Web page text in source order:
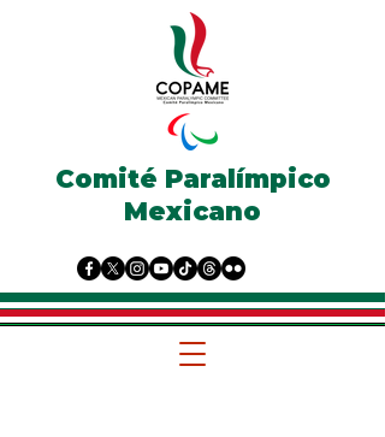
Comité Paralímpico
Mexicano